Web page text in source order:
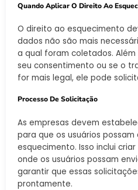
Quando Aplicar O Direito Ao
O direito ao esquecimento
dados não são mais
a qual foram coletados.
seu consentimento ou se o
for mais legal, ele pode
Processo De Solicitação
As empresas devem
para que os usuários
esquecimento. Isso inclui
onde os usuários possam
garantir que essas
prontamente.